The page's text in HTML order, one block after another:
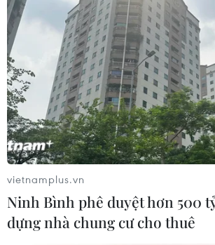
vietnamplus.vn
Ninh Bình phê duyệt hơn 500
dựng nhà chung cư cho thuê